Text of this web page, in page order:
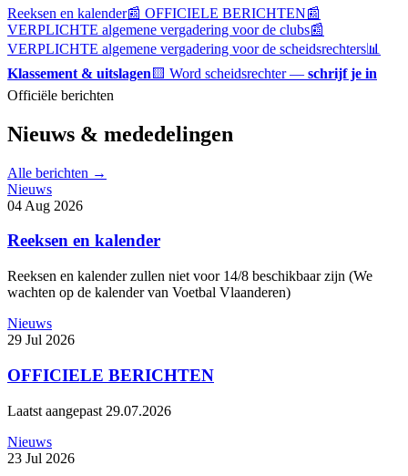
Reeksen en kalender📰 OFFICIELE BERICHTEN📰
VERPLICHTE algemene vergadering voor de clubs📰
VERPLICHTE algemene vergadering voor de scheidsrechters📊
Klassement & uitslagen 🟨 Word scheidsrechter — schrijf je in
Officiële berichten
Nieuws & mededelingen
Alle berichten →
Nieuws
04 Aug 2026
Reeksen en kalender
Reeksen en kalender zullen niet voor 14/8 beschikbaar zijn (We
wachten op de kalender van Voetbal Vlaanderen)
Nieuws
29 Jul 2026
OFFICIELE BERICHTEN
Laatst aangepast 29.07.2026
Nieuws
23 Jul 2026